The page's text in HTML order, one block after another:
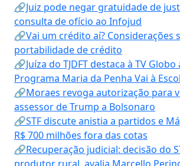
🔗Juiz pode negar gratuidade de
consulta de ofício ao Infojud
🔗Vai um crédito aí? Considerações
portabilidade de crédito
🔗Juíza do TJDFT destaca à TV
Programa Maria da Penha Vai à
🔗Moraes revoga autorização para
assessor de Trump a Bolsonaro
🔗STF discute anistia a partidos e
R$ 700 milhões fora das cotas
🔗Recuperação judicial: decisão do